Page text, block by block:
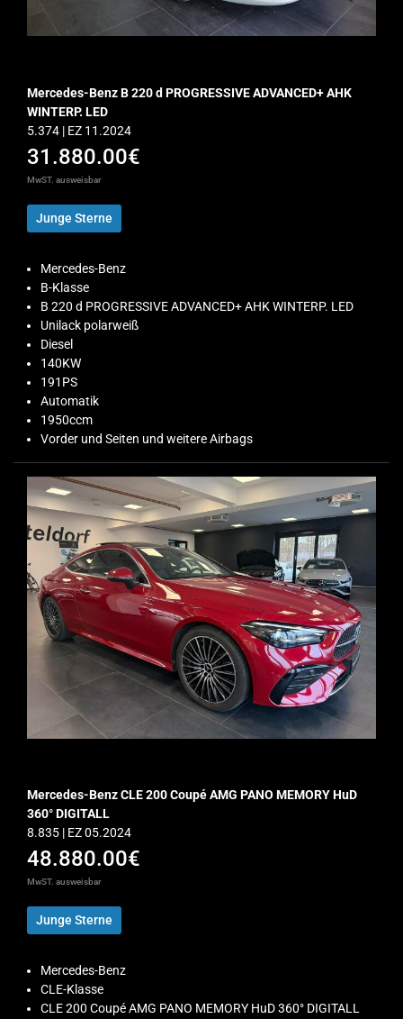
Mercedes-Benz B 220 d PROGRESSIVE ADVANCED+ AHK
WINTERP. LED
5.374 | EZ 11.2024
31.880.00€
MwST. ausweisbar
Junge Sterne
Mercedes-Benz
B-Klasse
B 220 d PROGRESSIVE ADVANCED+ AHK WINTERP. LED
Unilack polarweiß
Diesel
140KW
191PS
Automatik
1950ccm
Vorder und Seiten und weitere Airbags
Mercedes-Benz CLE 200 Coupé AMG PANO MEMORY HuD
360° DIGITALL
8.835 | EZ 05.2024
48.880.00€
MwST. ausweisbar
Junge Sterne
Mercedes-Benz
CLE-Klasse
CLE 200 Coupé AMG PANO MEMORY HuD 360° DIGITALL